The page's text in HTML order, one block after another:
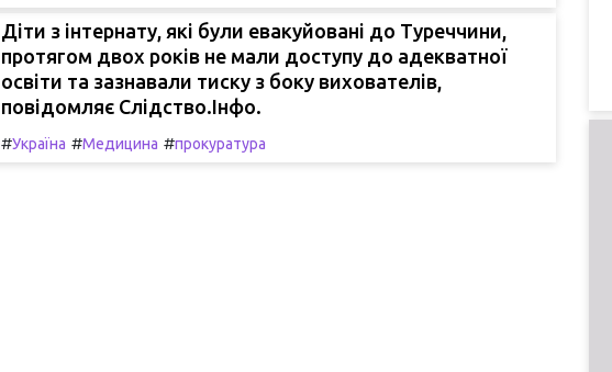
Діти з інтернату, які були евакуйовані до Туреччини,
протягом двох років не мали доступу до адекватної
освіти та зазнавали тиску з боку вихователів,
повідомляє Слідство.Інфо.
#Україна #Медицина #прокуратура